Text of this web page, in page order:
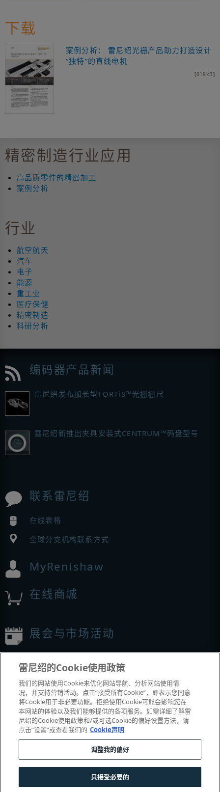
下载
案例分析： 雷尼绍光栅产品助力打造设计
“独特”的直线电机
[619kB]
精密制造行业应用
高品质零件的精密加工
案例分析
行业
航空航天
汽车
电子
能源
重工业
医疗保健
精密制造
科研分析
编码器产品新闻
雷尼绍发布加长型FORTiS™光栅栅尺
雷尼绍新推出夹具安装式CENTRUM™码盘型号
联系雷尼绍
在线表格
全球分支机构联系方式
MyRenishaw
在线商城
展会与市场活动
© 2001-2026 Renishaw plc。版权所有。
联系我们|法务与合规|辅助功能|隐私|Cookie指南
沪公网安备 31010602004385号
雷尼绍的Cookie使用政策
我们的网站使用Cookie来优化网站导航、分析网站使用情
况，并支持营销活动。点击“接受所有Cookie”，即表示您同意
将Cookie用于非必要功能。拒绝使用Cookie可能会影响您在
本网站的体验以及我们能够提供的各项服务。如需详细了解雷
尼绍的Cookie使用政策和/或可选Cookie的偏好设置方法，请
点击“设置”或查看我们的 Cookie声明
调整我的偏好
只接受必要的